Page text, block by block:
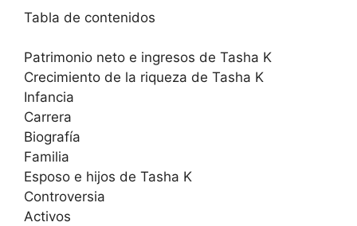
Tabla de contenidos
Patrimonio neto e ingresos de Tasha K
Crecimiento de la riqueza de Tasha K
Infancia
Carrera
Biografía
Familia
Esposo e hijos de Tasha K
Controversia
Activos